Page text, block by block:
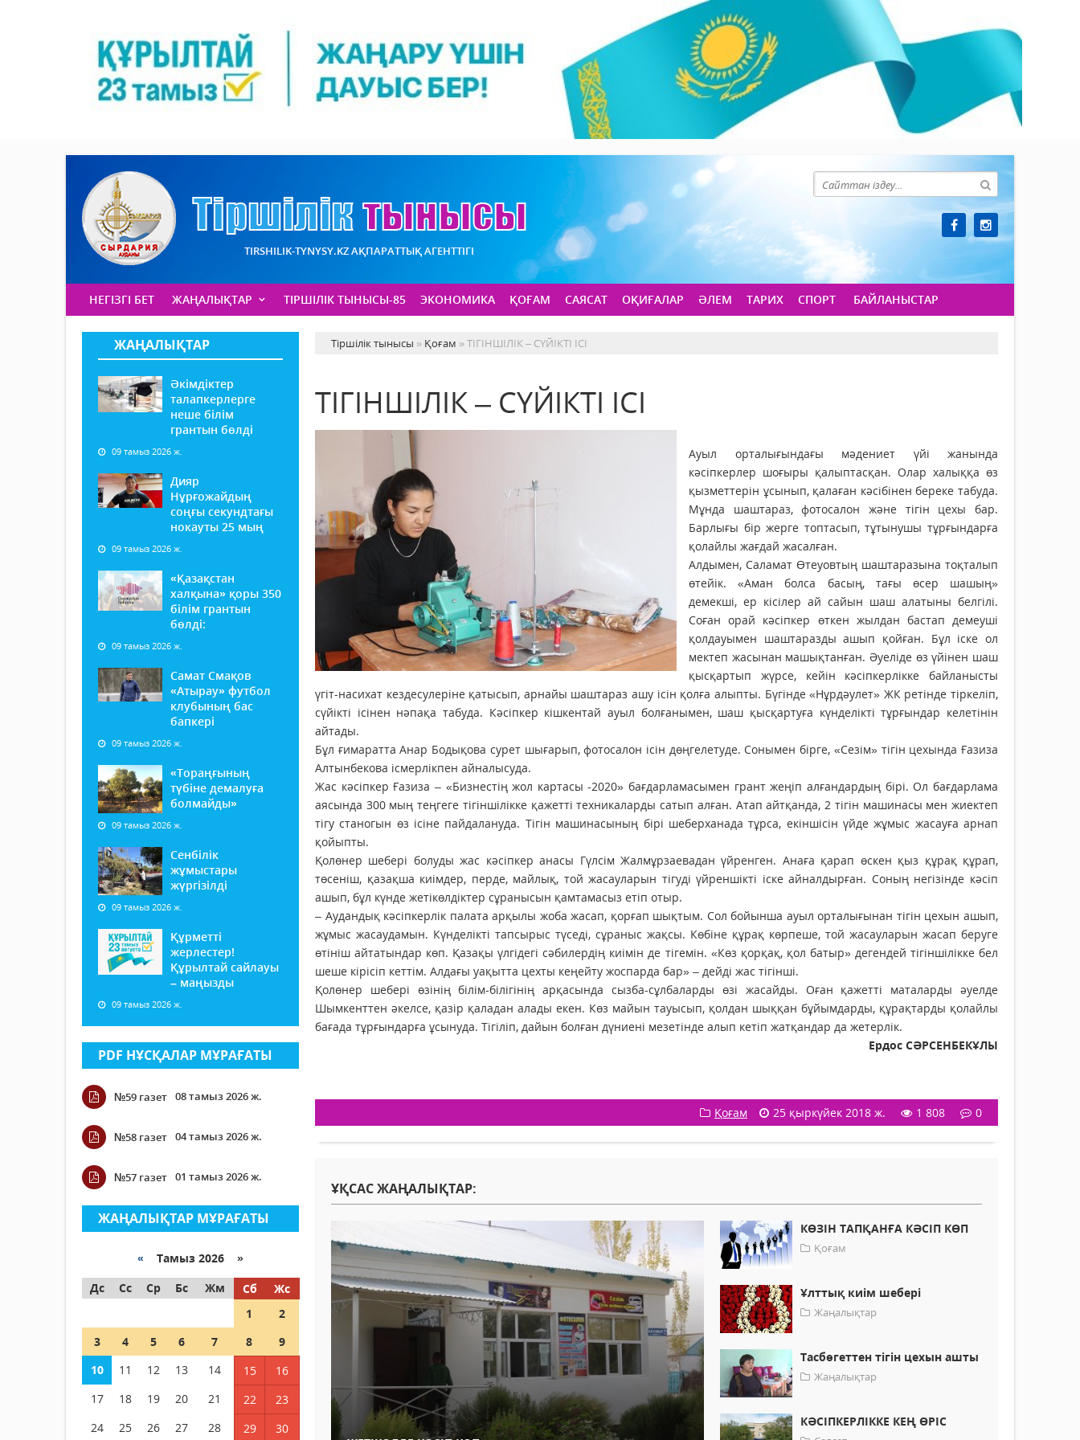
TIRSHILIK-TYNYSY.KZ АҚПАРАТТЫҚ АГЕНТТІГІ
НЕГІЗГІ БЕТ ЖАҢАЛЫҚТАР ТІРШІЛІК ТЫНЫСЫ-85 ЭКОНОМИКА ҚОҒАМ САЯСАТ ОҚИҒАЛАР ӘЛЕМ ТАРИХ СПОРТ БАЙЛАНЫСТАР
ЖАҢАЛЫҚТАР
Әкімдіктер
талапкерлерге
неше білім
грантын бөлді
09 тамыз 2026 ж.
Дияр
Нұрғожайдың
соңғы секундтағы
нокауты 25 мың
09 тамыз 2026 ж.
«Қазақстан
халқына» қоры 350
білім грантын
бөлді:
09 тамыз 2026 ж.
Самат Смақов
«Атырау» футбол
клубының бас
бапкері
09 тамыз 2026 ж.
«Тораңғының
түбіне демалуға
болмайды»
09 тамыз 2026 ж.
Сенбілік
жұмыстары
жүргізілді
09 тамыз 2026 ж.
Құрметті
жерлестер!
Құрылтай сайлауы
– маңызды
09 тамыз 2026 ж.
PDF НҰСҚАЛАР МҰРАҒАТЫ
№59 газет 08 тамыз 2026 ж.
№58 газет 04 тамыз 2026 ж.
№57 газет 01 тамыз 2026 ж.
ЖАҢАЛЫҚТАР МҰРАҒАТЫ
« Тамыз 2026 »
Дс
Сс Ср Бс Жм Сб
Жс
1
2
3
4 5 6 7 8
9
10
11 12 13 14 15
16
17
18 19 20 21 22
23
24
25 26 27 28 29 30
Тіршілік тынысы » Қоғам » ТІГІНШІЛІК – СҮЙІКТІ ІСІ
ТІГІНШІЛІК – СҮЙІКТІ ІСІ
Ауыл орталығындағы мәдениет үйі жанында
кәсіпкерлер шоғыры қалыптасқан. Олар халыққа өз
қызметтерін ұсынып, қалаған кәсібінен береке табуда.
Мұнда шаштараз, фотосалон және тігін цехы бар.
Барлығы бір жерге топтасып, тұтынушы тұрғындарға
қолайлы жағдай жасалған.
Алдымен, Саламат Өтеуовтың шаштаразына тоқ­талып
өтейік. «Аман болса басың, тағы өсер ша­­шың»
демекші, ер кісілер ай сайын шаш алатыны белгілі.
Соған орай кәсіпкер өткен жылдан бас­тап демеуші
қолдауымен шаштаразды ашып қойған. Бұл іске ол
мектеп жасынан машықтанған. Әуеліде өз үйінен шаш
қысқартып жүрсе, кейін кәсіпкерлікке байланысты
үгіт-насихат кездесулеріне қатысып, арнайы шаштараз ашу ісін қолға алыпты. Бүгінде «Нұрдәулет» ЖК ретінде тіркеліп,
сүйікті ісінен нәпақа табуда. Кәсіпкер кішкентай ауыл болғанымен, шаш қысқартуға күнделікті тұрғындар келетінін
айтады.
Бұл ғимаратта Анар Бодықова сурет шығарып, фотосалон ісін дөңгелетуде. Сонымен бірге, «Сезім» тігін цехында Ғазиза
Алтынбекова ісмерлікпен айналысуда.
Жас кәсіпкер Ғазиза – «Бизнестің жол картасы -2020» бағдарламасымен грант жеңіп алғандардың бірі. Ол бағдарлама
аясында 300 мың теңгеге тігіншілікке қажетті техникаларды сатып алған. Атап айтқанда, 2 тігін машинасы мен жиектеп
тігу станогын өз ісіне пайдалануда. Тігін машинасының бірі шеберханада тұрса, екіншісін үйде жұмыс жасауға арнап
қойыпты.
Қолөнер шебері болуды жас кәсіпкер анасы Гүлсім Жалмұрзаевадан үйренген. Анаға қарап өскен қыз құрақ құрап,
төсеніш, қазақша киімдер, перде, майлық, той жасауларын тігуді үйреншікті іске айналдырған. Соның негізінде кәсіп
ашып, бұл күнде жетікөлдіктер сұранысын қамтамасыз етіп отыр.
– Аудандық кәсіпкерлік палата арқылы жоба жасап, қорғап шықтым. Сол бойынша ауыл орталығынан тігін цехын ашып,
жұмыс жасаудамын. Күнделікті тапсырыс түседі, сұраныс жақсы. Көбіне құрақ көрпеше, той жасауларын жасап беруге
өтініш айтатындар көп. Қазақы үлгідегі сәбилердің киімін де тігемін. «Көз қорқақ, қол батыр» дегендей тігіншілікке бел
шеше кірісіп кеттім. Алдағы уақытта цехты кеңейту жоспарда бар» – дейді жас тігінші.
Қолөнер шебері өзінің білім-білігінің арқасында сызба-сұлбаларды өзі жасайды. Оған қажетті маталарды әуелде
Шымкенттен әкелсе, қазір қала­дан алады екен. Көз майын тауысып, қолдан шыққан бұйымдарды, құрақтарды қолайлы
бағада тұрғындарға ұсынуда. Тігіліп, дайын болған дүниені мезетінде алып кетіп жатқандар да жетерлік.
Ердос СӘРСЕНБЕКҰЛЫ
Қоғам 25 қыркүйек 2018 ж. 1 808 0
ҰҚСАС ЖАҢАЛЫҚТАР:
КӨЗІН ТАПҚАНҒА КӘСІП КӨП
Қоғам
Ұлттық киім шебері
Жаңалықтар
Тасбөгеттен тігін цехын ашты
Жаңалықтар
КӘСІПКЕРЛІККЕ КЕҢ ӨРІС